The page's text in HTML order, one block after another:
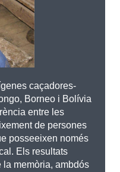
caçadores-
Borneo i Bolívia
entre les
de persones
posseeixen només
Els resultats
la memòria, ambdós